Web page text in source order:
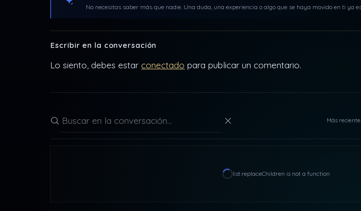
No necesitas saber más que nadie. Una duda, una experiencia o algo que se haya movido en ti ya
Escribir en la conversación
Lo siento, debes estar conectado para publicar un comentario.
Buscar en la conversación
Más
list.replaceChildren is not a function